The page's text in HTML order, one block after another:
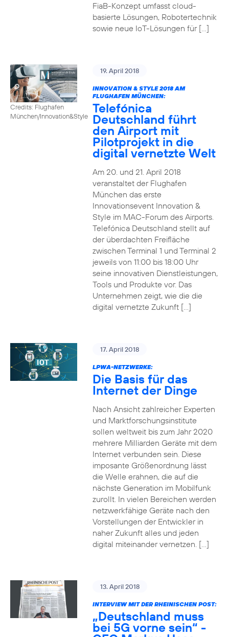
FiaB-Konzept umfasst cloud-
basierte Lösungen, Robotertechnik
sowie neue IoT-Lösungen für […]
Credits: Flughafen
München/Innovation&Style
19. April 2018
INNOVATION & STYLE 2018 AM
FLUGHAFEN MÜNCHEN:
Telefónica
Deutschland führt
den Airport mit
Pilotprojekt in die
digital vernetzte Welt
Am 20. und 21. April 2018
veranstaltet der Flughafen
München das erste
Innovationsevent Innovation &
Style im MAC-Forum des Airports.
Telefónica Deutschland stellt auf
der überdachten Freifläche
zwischen Terminal 1 und Terminal 2
jeweils von 11:00 bis 18:00 Uhr
seine innovativen Dienstleistungen,
Tools und Produkte vor. Das
Unternehmen zeigt, wie die die
digital vernetzte Zukunft […]
17. April 2018
LPWA-NETZWERKE:
Die Basis für das
Internet der Dinge
Nach Ansicht zahlreicher Experten
und Marktforschungsinstitute
sollen weltweit bis zum Jahr 2020
mehrere Milliarden Geräte mit dem
Internet verbunden sein. Diese
imposante Größenordnung lässt
die Welle erahnen, die auf die
nächste Generation im Mobilfunk
zurollt. In vielen Bereichen werden
netzwerkfähige Geräte nach den
Vorstellungen der Entwickler in
naher Zukunft alles und jeden
digital miteinander vernetzen. […]
13. April 2018
INTERVIEW MIT DER RHEINISCHEN POST:
„Deutschland muss
bei 5G vorne sein“ -